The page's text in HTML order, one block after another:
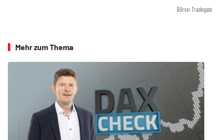
Börse: Tradegate
Mehr zum Thema